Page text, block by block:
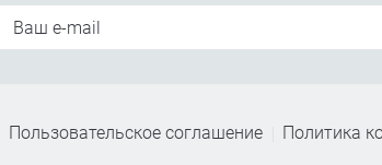
Пользовательское соглашение Политика